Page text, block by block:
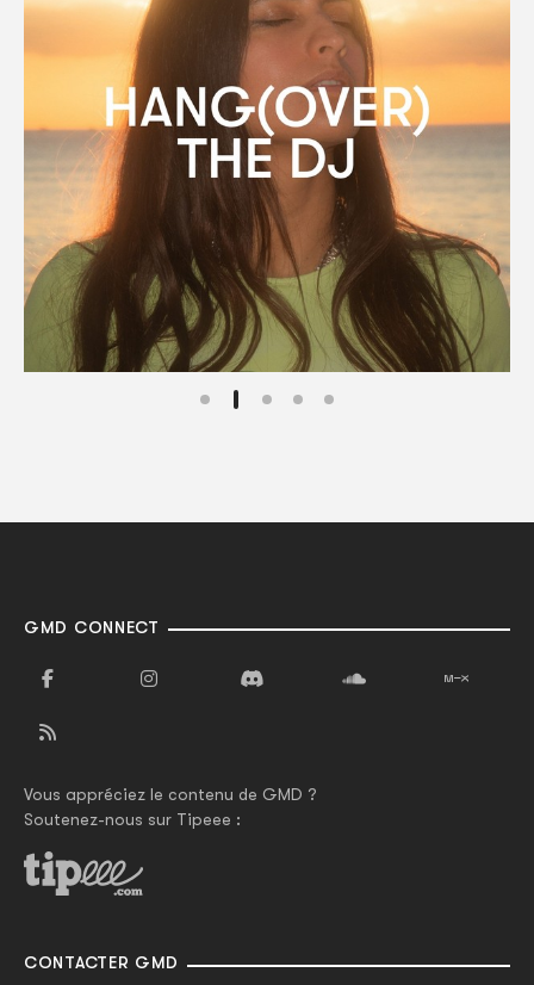
GMD CONNECT
Vous appréciez le contenu de GMD ?
Soutenez-nous sur Tipeee :
CONTACTER GMD